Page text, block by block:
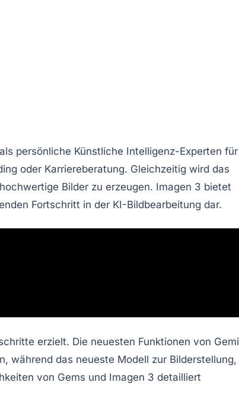
persönliche Künstliche Intelligenz-Experten für
oder Karriereberatung. Gleichzeitig wird das
Bilder zu erzeugen. Imagen 3 bietet
Fortschritt in der KI-Bildbearbeitung dar.
erzielt. Die neuesten Funktionen von
während das neueste Modell zur Bilderstellung,
von Gems und Imagen 3 detailliert